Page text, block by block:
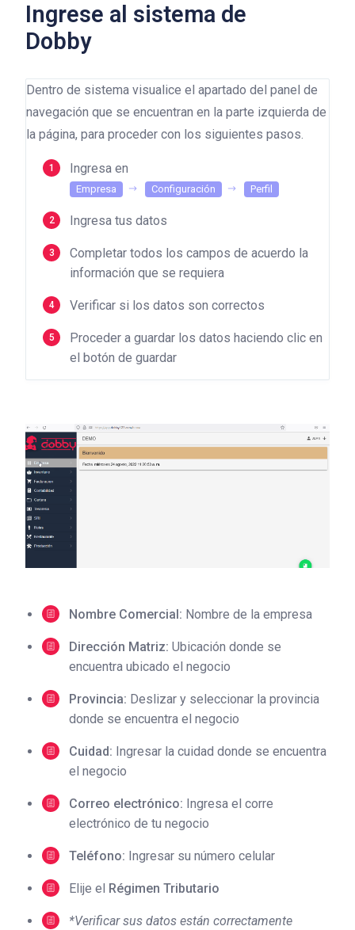
Ingrese al sistema de
Dobby
Dentro de sistema visualice el apartado del panel de
navegación que se encuentran en la parte izquierda de
la página, para proceder con los siguientes pasos.
Ingresa en
Empresa Configuración Perfil
Ingresa tus datos
Completar todos los campos de acuerdo la
información que se requiera
Verificar si los datos son correctos
Proceder a guardar los datos haciendo clic en
el botón de guardar
Nombre Comercial: Nombre de la empresa
Dirección Matriz: Ubicación donde se
encuentra ubicado el negocio
Provincia: Deslizar y seleccionar la provincia
donde se encuentra el negocio
Cuidad: Ingresar la cuidad donde se encuentra
el negocio
Correo electrónico: Ingresa el corre
electrónico de tu negocio
Teléfono: Ingresar su número celular
Elije el Régimen Tributario
*Verificar sus datos están correctamente